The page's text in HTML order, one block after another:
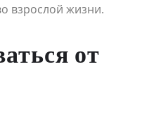
взрослой жизни.
от